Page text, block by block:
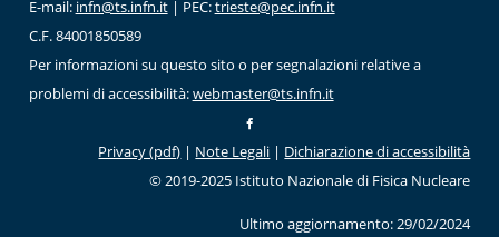
E-mail: infn@ts.infn.it| PEC:trieste@pec.infn.it
C.F. 84001850589
Per informazioni su questo sito o per segnalazioni relative a
problemi di accessibilità:webmaster@ts.infn.it
Privacy (pdf) | Note Legali | Dichiarazione di accessibilità
© 2019-2025 Istituto Nazionale di Fisica Nucleare
Ultimo aggiornamento: 29/02/2024